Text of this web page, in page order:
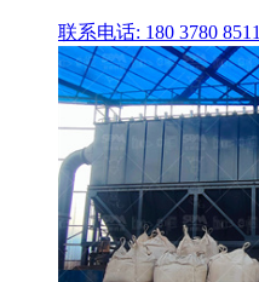
联系电话: 180 3780 8511